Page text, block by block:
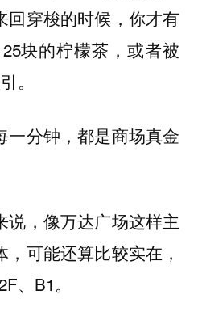
回穿梭的时候，你才有
块的柠檬茶，或者被
。
一分钟，都是商场真金
说，像万达广场这样主
可能还算比较实在，
、B1。